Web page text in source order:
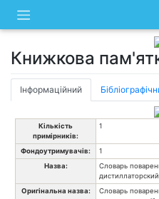
content
Книжкова
Інформаційний
Кількість
примірників:
1
Фондоутримувачів:
1
Назва:
Словарь
Оригінальна назва:
Словарь